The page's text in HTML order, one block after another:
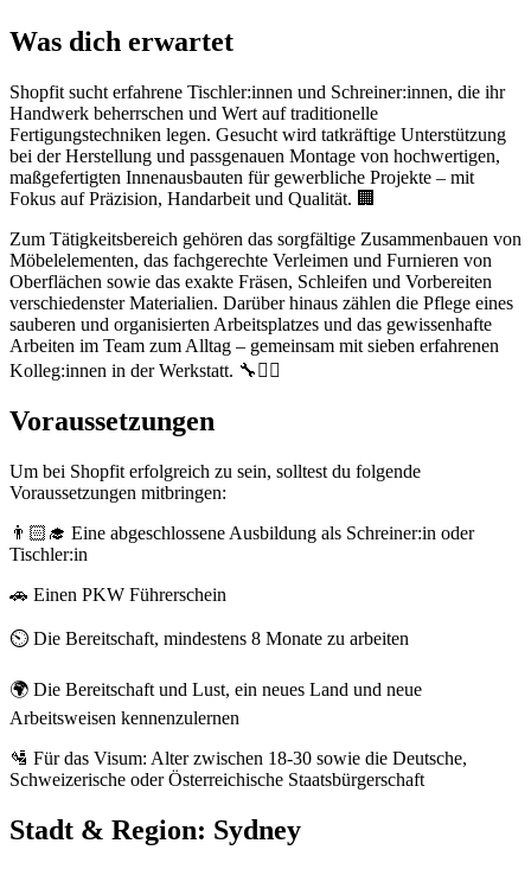
Was dich erwartet
Shopfit sucht erfahrene Tischler:innen und Schreiner:innen, die ihr
Handwerk beherrschen und Wert auf traditionelle
Fertigungstechniken legen. Gesucht wird tatkräftige Unterstützung
bei der Herstellung und passgenauen Montage von hochwertigen,
maßgefertigten Innenausbauten für gewerbliche Projekte – mit
Fokus auf Präzision, Handarbeit und Qualität. 🏢
Zum Tätigkeitsbereich gehören das sorgfältige Zusammenbauen von
Möbelelementen, das fachgerechte Verleimen und Furnieren von
Oberflächen sowie das exakte Fräsen, Schleifen und Vorbereiten
verschiedenster Materialien. Darüber hinaus zählen die Pflege eines
sauberen und organisierten Arbeitsplatzes und das gewissenhafte
Arbeiten im Team zum Alltag – gemeinsam mit sieben erfahrenen
Kolleg:innen in der Werkstatt. 🔧👷‍♂️
Voraussetzungen
Um bei Shopfit erfolgreich zu sein, solltest du folgende
Voraussetzungen mitbringen:
👨🏻‍🎓 Eine abgeschlossene Ausbildung als Schreiner:in oder
Tischler:in
🚗 Einen PKW Führerschein
⏲️ Die Bereitschaft, mindestens 8 Monate zu arbeiten
🌍 Die Bereitschaft und Lust, ein neues Land und neue
Arbeitsweisen kennenzulernen
🛂 Für das Visum: Alter zwischen 18-30 sowie die Deutsche,
Schweizerische oder Österreichische Staatsbürgerschaft
Stadt & Region: Sydney